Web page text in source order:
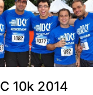
10k 2014